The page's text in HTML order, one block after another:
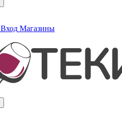
Вход Магазины